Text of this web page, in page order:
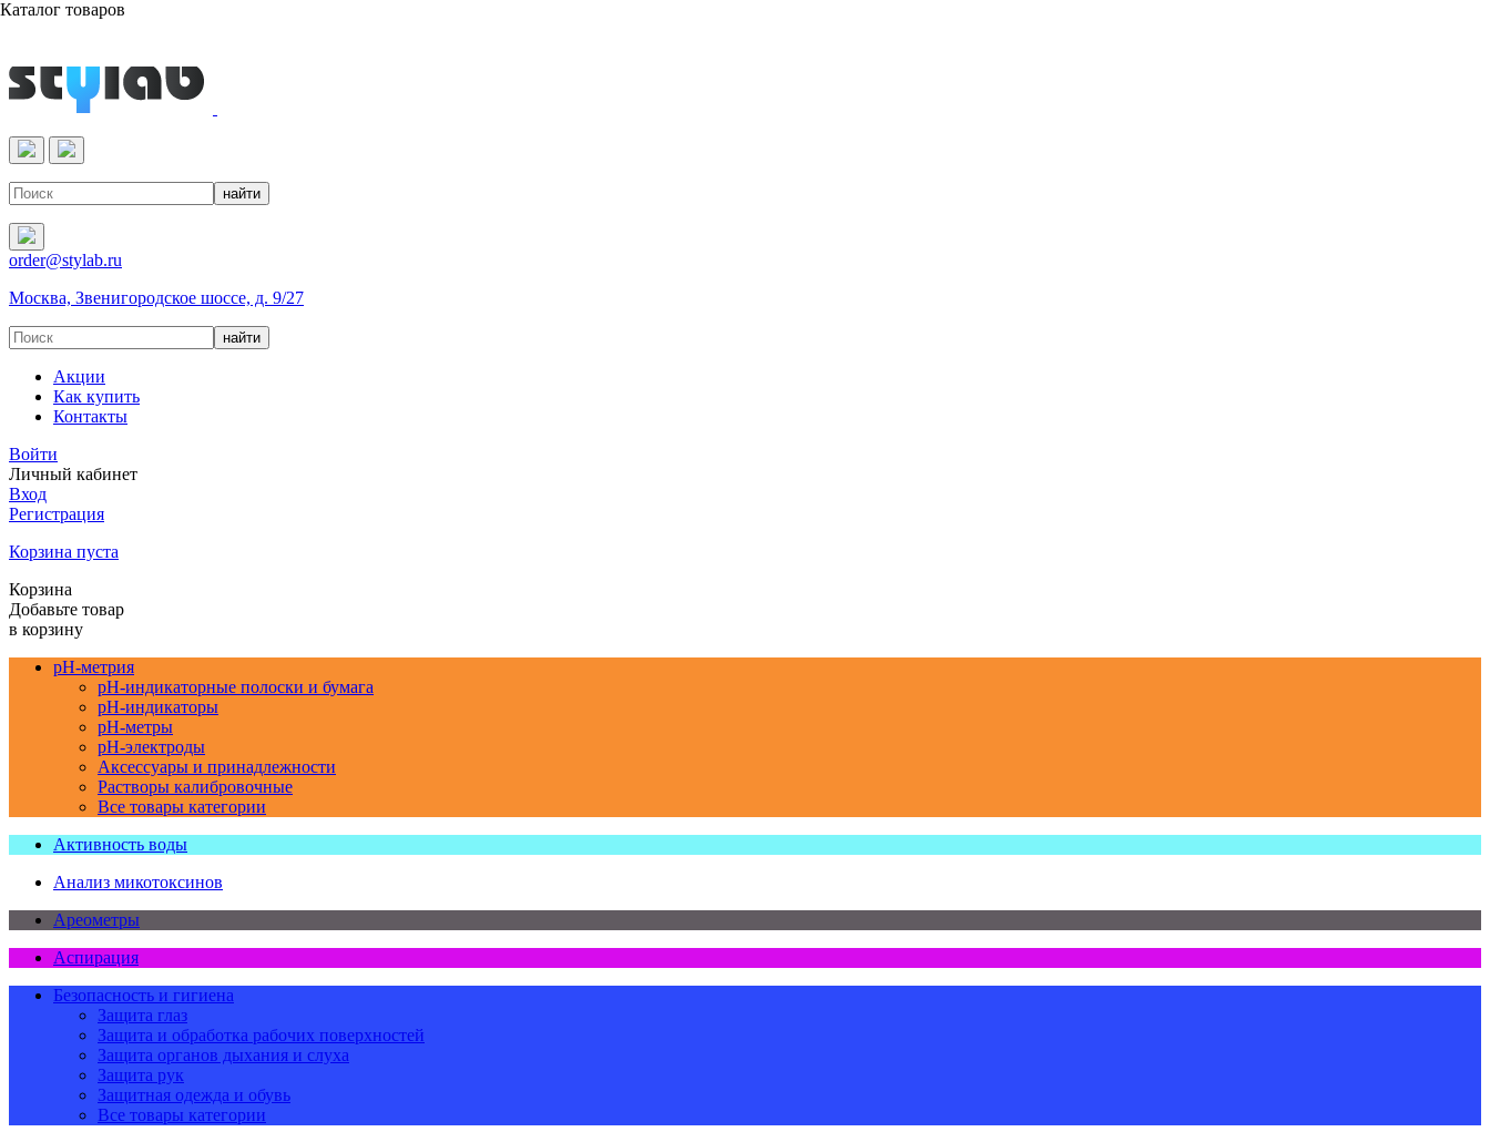
Реактивы & Оборудование
order@stylab.ru
Москва, Звенигородское шоссе, д. 9/27
Акции
Как купить
Контакты
Войти
Личный кабинет
Вход
Регистрация
Корзина пуста
Корзина
Добавьте товар
в корзину
pH-метрия
pH-индикаторные полоски и бумага
pH-индикаторы
pH-метры
pH-электроды
Аксессуары и принадлежности
Растворы калибровочные
Все товары категории
Активность воды
Анализ микотоксинов
Ареометры
Аспирация
Безопасность и гигиена
Защита глаз
Защита и обработка рабочих поверхностей
Защита органов дыхания и слуха
Защита рук
Защитная одежда и обувь
Все товары категории
Каталог товаров